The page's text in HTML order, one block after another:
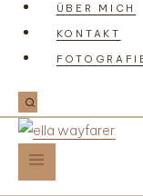
ÜBER MICH
KONTAKT